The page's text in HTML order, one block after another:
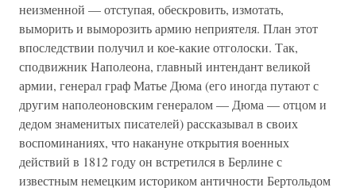
неизменной — отступая, обескровить, измотать,
выморить и выморозить армию неприятеля. План этот
впоследствии получил и кое-какие отголоски. Так,
сподвижник Наполеона, главный интендант великой
армии, генерал граф Матье Дюма (его иногда путают с
другим наполеоновским генералом — Дюма — отцом и
дедом знаменитых писателей) рассказывал в своих
воспоминаниях, что накануне открытия военных
действий в 1812 году он встретился в Берлине с
известным немецким историком античности Бертольдом